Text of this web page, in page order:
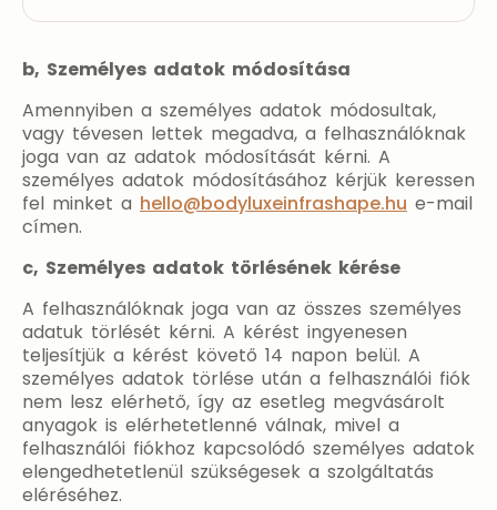
b, Személyes adatok módosítása
Amennyiben a személyes adatok módosultak,
vagy tévesen lettek megadva, a felhasználóknak
joga van az adatok módosítását kérni. A
személyes adatok módosításához kérjük keressen
fel minket a hello@bodyluxeinfrashape.hu e-mail
címen.
c, Személyes adatok törlésének kérése
A felhasználóknak joga van az összes személyes
adatuk törlését kérni. A kérést ingyenesen
teljesítjük a kérést követő 14 napon belül. A
személyes adatok törlése után a felhasználói fiók
nem lesz elérhető, így az esetleg megvásárolt
anyagok is elérhetetlenné válnak, mivel a
felhasználói fiókhoz kapcsolódó személyes adatok
elengedhetetlenül szükségesek a szolgáltatás
eléréséhez.